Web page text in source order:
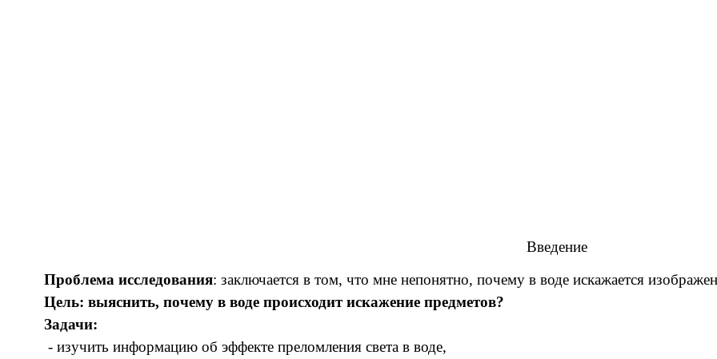
Введение
Проблема исследования: заключается в том, что мне непонятно, почему в воде искажается
Цель: выяснить, почему в воде происходит искажение предметов?
Задачи:
- изучить информацию об эффекте преломления света в воде,